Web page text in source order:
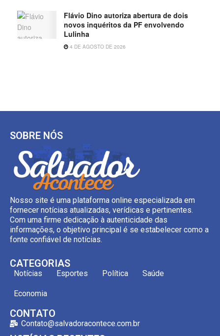
Flávio Dino autoriza abertura de dois
novos inquéritos da PF envolvendo
Lulinha
4 DE AGOSTO DE 2026
SOBRE NÓS
Nosso site é uma plataforma online especializada em
fornecer notícias atualizadas, verídicas e pertinentes.
Com uma firme dedicação à autenticidade das
informações, o objetivo principal é se estabelecer como a
fonte confiável de notícias.
CATEGORIAS
Notícias Esportes Política Saúde
Economia
CONTATO
Contato@salvadoracontece.com.br